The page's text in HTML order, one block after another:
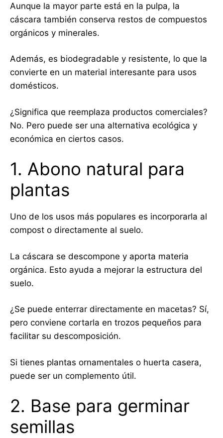
Aunque la mayor parte está en la pulpa, la
cáscara también conserva restos de compuestos
orgánicos y minerales.
Además, es biodegradable y resistente, lo que la
convierte en un material interesante para usos
domésticos.
¿Significa que reemplaza productos comerciales?
No. Pero puede ser una alternativa ecológica y
económica en ciertos casos.
1. Abono natural para
plantas
Uno de los usos más populares es incorporarla al
compost o directamente al suelo.
La cáscara se descompone y aporta materia
orgánica. Esto ayuda a mejorar la estructura del
suelo.
¿Se puede enterrar directamente en macetas? Sí,
pero conviene cortarla en trozos pequeños para
facilitar su descomposición.
Si tienes plantas ornamentales o huerta casera,
puede ser un complemento útil.
2. Base para germinar
semillas